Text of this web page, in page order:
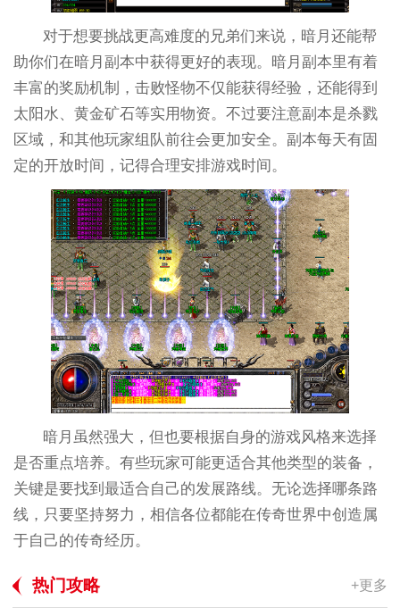
对于想要挑战更高难度的兄弟们来说，暗月还能帮
助你们在暗月副本中获得更好的表现。暗月副本里有着
丰富的奖励机制，击败怪物不仅能获得经验，还能得到
太阳水、黄金矿石等实用物资。不过要注意副本是杀戮
区域，和其他玩家组队前往会更加安全。副本每天有固
定的开放时间，记得合理安排游戏时间。
暗月虽然强大，但也要根据自身的游戏风格来选择
是否重点培养。有些玩家可能更适合其他类型的装备，
关键是要找到最适合自己的发展路线。无论选择哪条路
线，只要坚持努力，相信各位都能在传奇世界中创造属
于自己的传奇经历。
热门攻略 +更多